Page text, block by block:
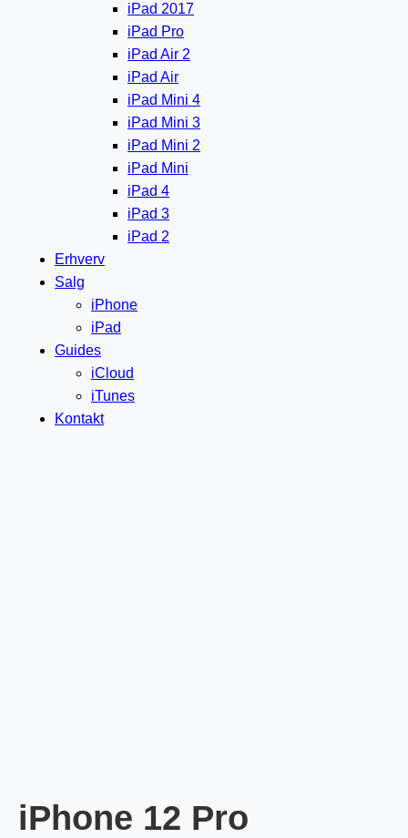
iPad 2017
iPad Pro
iPad Air 2
iPad Air
iPad Mini 4
iPad Mini 3
iPad Mini 2
iPad Mini
iPad 4
iPad 3
iPad 2
Erhverv
Salg
iPhone
iPad
Guides
iCloud
iTunes
Kontakt
iPhone 12 Pro